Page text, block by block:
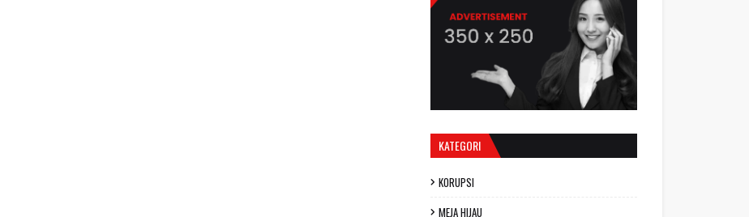
KATEGORI
KORUPSI
MEJA HIJAU